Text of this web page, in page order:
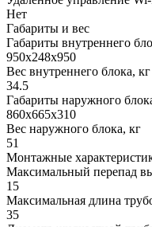
Нет
Габариты и вес
Габариты внутреннего
950x248x950
Вес внутреннего блока, кг
34.5
Габариты наружного
860x665x310
Вес наружного блока, кг
51
Монтажные
Максимальный перепад
15
Максимальная длина
35